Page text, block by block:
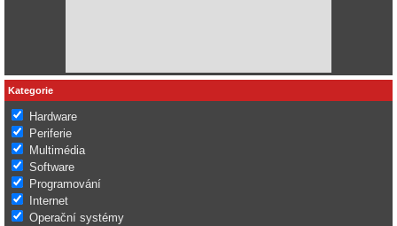
Kategorie
Hardware
Periferie
Multimédia
Software
Programování
Internet
Operační systémy